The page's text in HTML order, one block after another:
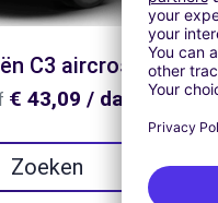
C3 aircross
€ 43,09 / dag
Zoeken